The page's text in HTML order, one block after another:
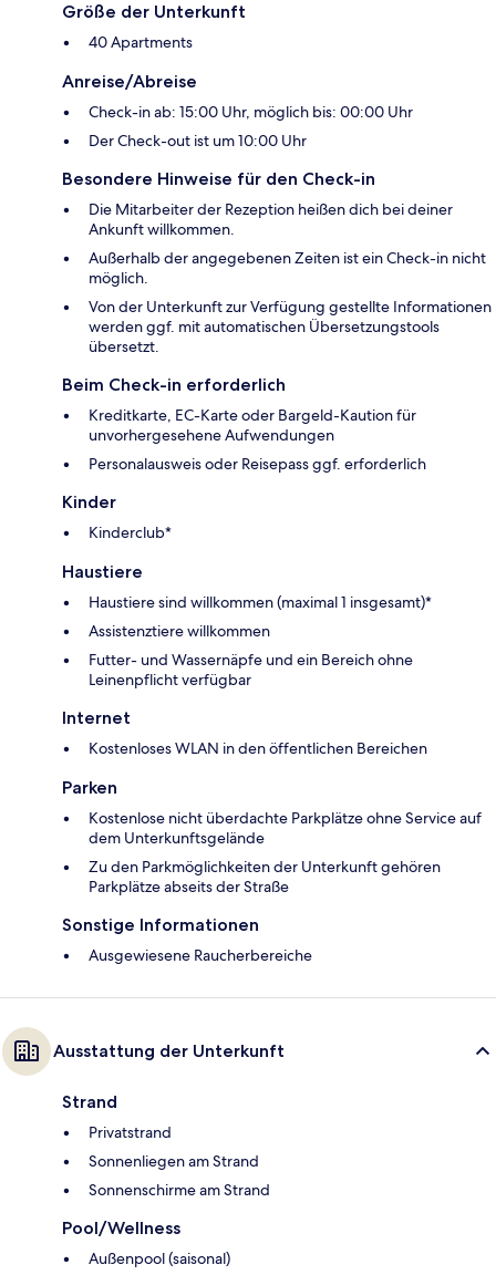
Größe der Unterkunft
40 Apartments
Anreise/Abreise
Check-in ab: 15:00 Uhr, möglich bis: 00:00 Uhr
Der Check-out ist um 10:00 Uhr
Besondere Hinweise für den Check-in
Die Mitarbeiter der Rezeption heißen dich bei deiner
Ankunft willkommen.
Außerhalb der angegebenen Zeiten ist ein Check-in nicht
möglich.
Von der Unterkunft zur Verfügung gestellte Informationen
werden ggf. mit automatischen Übersetzungstools
übersetzt.
Beim Check-in erforderlich
Kreditkarte, EC-Karte oder Bargeld-Kaution für
unvorhergesehene Aufwendungen
Personalausweis oder Reisepass ggf. erforderlich
Kinder
Kinderclub*
Haustiere
Haustiere sind willkommen (maximal 1 insgesamt)*
Assistenztiere willkommen
Futter- und Wassernäpfe und ein Bereich ohne
Leinenpflicht verfügbar
Internet
Kostenloses WLAN in den öffentlichen Bereichen
Parken
Kostenlose nicht überdachte Parkplätze ohne Service auf
dem Unterkunftsgelände
Zu den Parkmöglichkeiten der Unterkunft gehören
Parkplätze abseits der Straße
Sonstige Informationen
Ausgewiesene Raucherbereiche
Ausstattung der Unterkunft
Strand
Privatstrand
Sonnenliegen am Strand
Sonnenschirme am Strand
Pool/Wellness
Außenpool (saisonal)